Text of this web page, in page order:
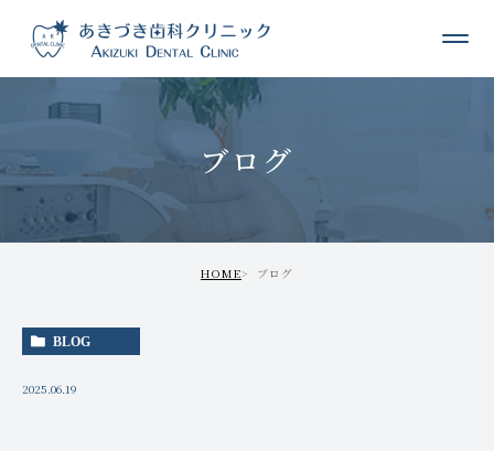
ブログ
HOME ブログ
BLOG
2025.06.19